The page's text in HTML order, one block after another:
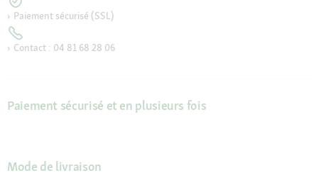
Paiement sécurisé (SSL)
Contact : 04 81 68 28 06
Paiement sécurisé et en plusieurs fois
Mode de livraison